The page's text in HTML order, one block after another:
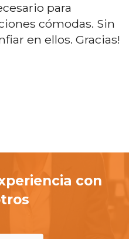
para
cómodas. Sin
en ellos. Gracias!
con